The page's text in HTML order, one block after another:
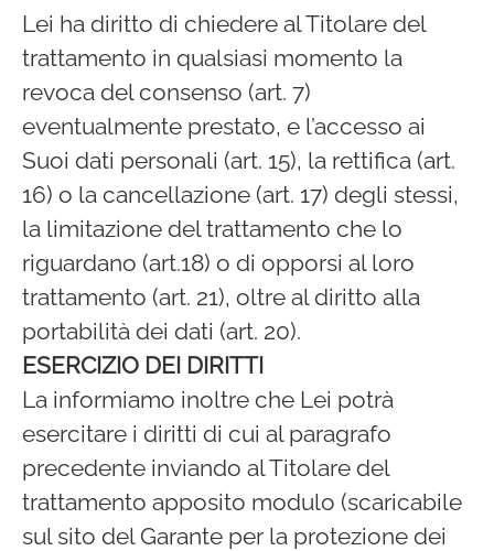
Lei ha diritto di chiedere al Titolare del
trattamento in qualsiasi momento la
revoca del consenso (art. 7)
eventualmente prestato, e l’accesso ai
Suoi dati personali (art. 15), la rettifica (art.
16) o la cancellazione (art. 17) degli stessi,
la limitazione del trattamento che lo
riguardano (art.18) o di opporsi al loro
trattamento (art. 21), oltre al diritto alla
portabilità dei dati (art. 20).
ESERCIZIO DEI DIRITTI
La informiamo inoltre che Lei potrà
esercitare i diritti di cui al paragrafo
precedente inviando al Titolare del
trattamento apposito modulo (scaricabile
sul sito del Garante per la protezione dei